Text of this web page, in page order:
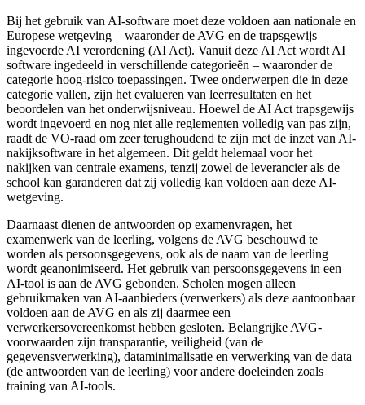
Bij het gebruik van AI-software moet deze voldoen aan nationale en
Europese wetgeving – waaronder de AVG en de trapsgewijs
ingevoerde AI verordening (AI Act). Vanuit deze AI Act wordt AI
software ingedeeld in verschillende categorieën – waaronder de
categorie hoog-risico toepassingen. Twee onderwerpen die in deze
categorie vallen, zijn het evalueren van leerresultaten en het
beoordelen van het onderwijsniveau. Hoewel de AI Act trapsgewijs
wordt ingevoerd en nog niet alle reglementen volledig van pas zijn,
raadt de VO-raad om zeer terughoudend te zijn met de inzet van AI-
nakijksoftware in het algemeen. Dit geldt helemaal voor het
nakijken van centrale examens, tenzij zowel de leverancier als de
school kan garanderen dat zij volledig kan voldoen aan deze AI-
wetgeving.
Daarnaast dienen de antwoorden op examenvragen, het
examenwerk van de leerling, volgens de AVG beschouwd te
worden als persoonsgegevens, ook als de naam van de leerling
wordt geanonimiseerd. Het gebruik van persoonsgegevens in een
AI-tool is aan de AVG gebonden. Scholen mogen alleen
gebruikmaken van AI-aanbieders (verwerkers) als deze aantoonbaar
voldoen aan de AVG en als zij daarmee een
verwerkersovereenkomst hebben gesloten. Belangrijke AVG-
voorwaarden zijn transparantie, veiligheid (van de
gegevensverwerking), dataminimalisatie en verwerking van de data
(de antwoorden van de leerling) voor andere doeleinden zoals
training van AI-tools.